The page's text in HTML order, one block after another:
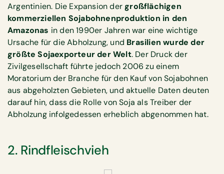
Argentinien. Die Expansion dergroßflächigen
kommerziellen Sojabohnenproduktion in den
Amazonas in den 1990er Jahren war eine wichtige
Ursache für die Abholzung, und Brasilien wurde der
größte Sojaexporteur der Welt. Der Druck der
Zivilgesellschaft führte jedoch 2006 zu einem
Moratorium der Branche für den Kauf von Sojabohnen
aus abgeholzten Gebieten, und aktuelle Daten deuten
darauf hin, dass die Rolle von Soja als Treiber der
Abholzung infolgedessen erheblich abgenommen hat.
2. Rindfleischvieh